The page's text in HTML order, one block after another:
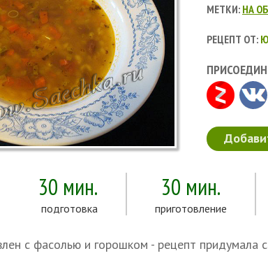
МЕТКИ: НА
РЕЦЕПТ ОТ:
30 мин.
подготовка
30 мин.
приготовление
с фасолью и горошком - рецепт придумала